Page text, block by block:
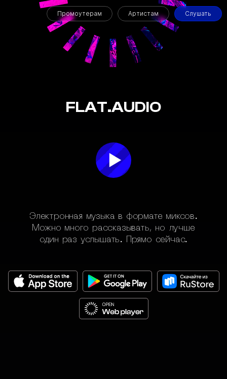
Промоутерам Артистам Слушать
FLAT.AUDIO
Электронная музыка в формате миксов.
Можно много рассказывать, но лучше
один раз услышать. Прямо сейчас.